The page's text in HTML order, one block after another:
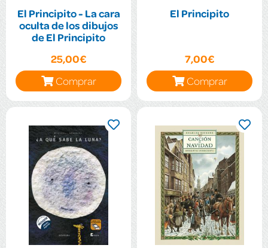
El Principito - La cara
oculta de los dibujos
de El Principito
25,00€
Comprar
El Principito
7,00€
Comprar